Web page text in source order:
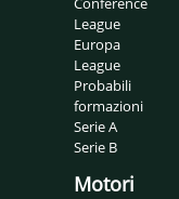
League
Europa
League
Probabili
formazioni
Serie A
Serie B
Motori